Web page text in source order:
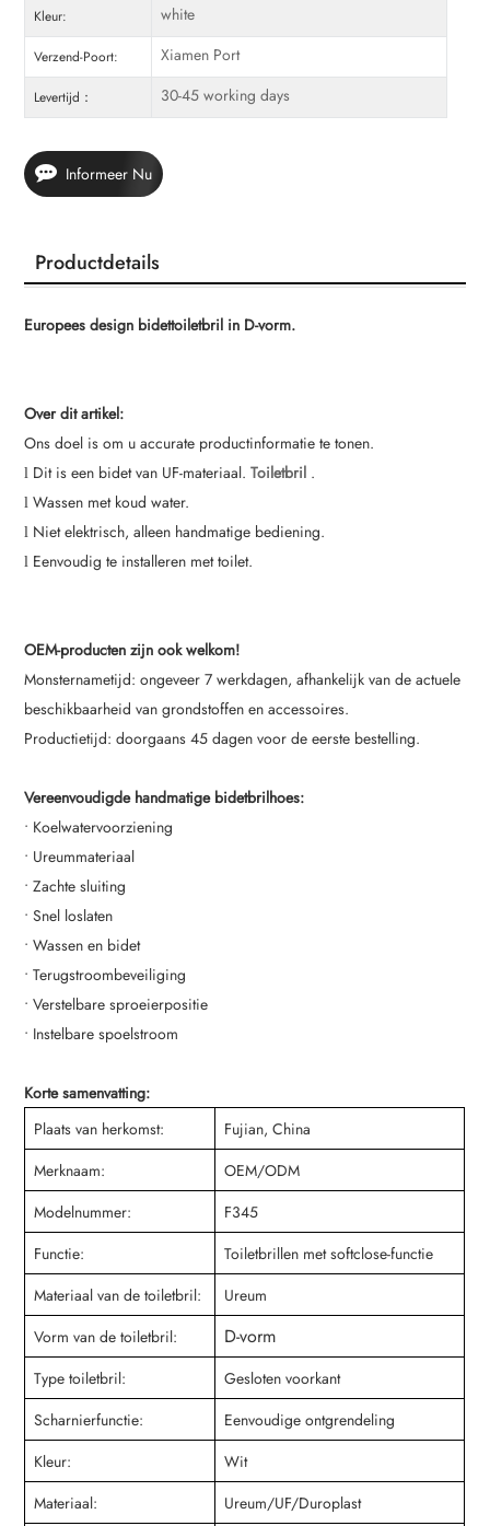
Kleur: white
Verzend-Poort: Xiamen Port
Levertijd： 30-45 working days
Informeer Nu
Productdetails
Europees design bidettoiletbril in D-vorm.
Over dit artikel:
Ons doel is om u accurate productinformatie te tonen.
l Dit is een bidet van UF-materiaal.Toiletbril .
lWassen met koud water.
l Niet elektrisch, alleen handmatige bediening.
l Eenvoudig te installeren met toilet.
OEM-producten zijn ook welkom!
Monsternametijd: ongeveer 7 werkdagen, afhankelijk van de actuele
beschikbaarheid van grondstoffen en accessoires.
Productietijd: doorgaans 45 dagen voor de eerste bestelling.
Vereenvoudigde handmatige bidetbrilhoes:
• Koelwatervoorziening
• Ureummateriaal
• Zachte sluiting
• Snel loslaten
• Wassen en bidet
• Terugstroombeveiliging
• Verstelbare sproeierpositie
• Instelbare spoelstroom
Korte samenvatting:
Plaats van herkomst:
Fujian, China
Merknaam:
OEM/ODM
Modelnummer:
F345
Functie:
Toiletbrillen met softclose-functie
Materiaal van de toiletbril:
Ureum
Vorm van de toiletbril:
D-vorm
Type toiletbril:
Gesloten voorkant
Scharnierfunctie:
Eenvoudige ontgrendeling
Kleur:
Wit
Materiaal:
Ureum/UF/Duroplast